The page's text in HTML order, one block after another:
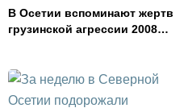
В Осетии вспоминают жертв
грузинской агрессии 2008